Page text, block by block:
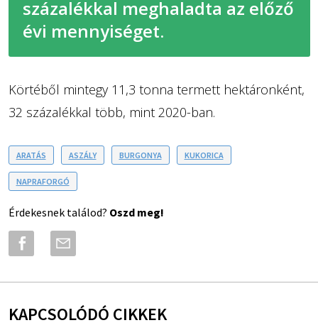
százalékkal meghaladta az előző
évi mennyiséget.
Körtéből mintegy 11,3 tonna termett hektáronként,
32 százalékkal több, mint 2020-ban.
ARATÁS ASZÁLY BURGONYA KUKORICA
NAPRAFORGÓ
Érdekesnek találod? Oszd meg!
KAPCSOLÓDÓ CIKKEK